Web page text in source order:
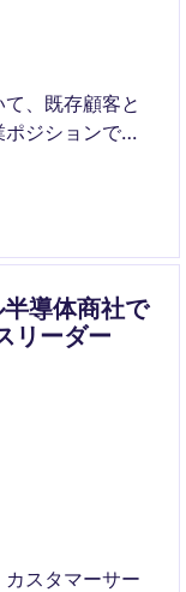
、既存顧客と
ジションで
ます。
半導体商社で
リーダー
スタマーサー